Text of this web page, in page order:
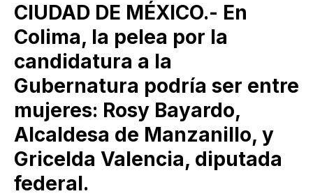
CIUDAD DE MÉXICO.- En
Colima, la pelea por la
candidatura a la
Gubernatura podría ser entre
mujeres: Rosy Bayardo,
Alcaldesa de Manzanillo, y
Gricelda Valencia, diputada
federal.